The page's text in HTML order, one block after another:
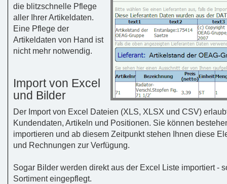
die blitzschnelle Pflege
aller Ihrer Artikeldaten.
Eine Pflege der
Artikeldaten von Hand ist
nicht mehr notwendig.
Import von Excel
und Bilder
Der Import von Excel Dateien (XLS, XLSX und CSV)
Kundendaten, Artikeln und Positionen. Sie können
importieren und ab diesem Zeitpunkt stehen Ihnen diese
und Rechnungen zur Verfügung.
Sogar Bilder werden direkt aus der Excel Liste importiert -
Sortiment eingepflegt.